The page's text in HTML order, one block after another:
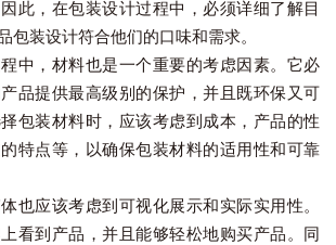
此，在包装设计过程中，必须详细了解目
包装设计符合他们的口味和需求。
中，材料也是一个重要的考虑因素。它必
品提供最高级别的保护，并且既环保又可
包装材料时，应该考虑到成本，产品的性
特点等，以确保包装材料的适用性和可靠
也应该考虑到可视化展示和实际实用性。
看到产品，并且能够轻松地购买产品。同